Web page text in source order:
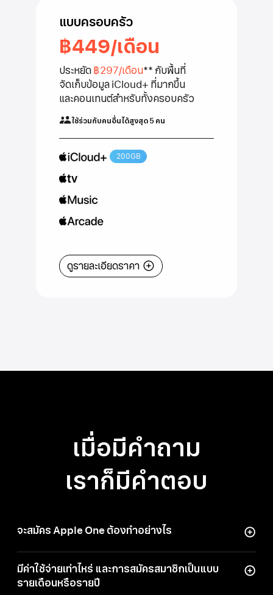
แบบครอบครัว
฿449/เดือน
เดือน
ประหยัด฿297/เดือน** กับพื้นที่
จัดเก็บข้อมูลiCloud+ ที่มากขึ้น
และคอนเทนต์สำหรับทั้งครอบครัว
ใช้ร่วมกับคนอื่นได้สูงสุด 5 คน
iCloud+ 200GB
Apple
TV+
Apple
Music
Apple
ดูรายละเอียดราคา
เมื่อมีคำถาม
เราก็มีคำตอบ
จะสมัคร Apple One ต้องทำอย่างไร
หากคุณใช้ iPhone ที่มี iOS 14 หรือใหม่กว่า, iPad ที่มี
iPadOS 14 หรือใหม่กว่า หรือ Mac ที่มี macOS
Big Sur หรือใหม่กว่า ก็เพียง
มีค่าใช้จ่ายเท่าไหร่ และการสมัครสมาชิกเป็นแบบ
รายเดือนหรือรายปี